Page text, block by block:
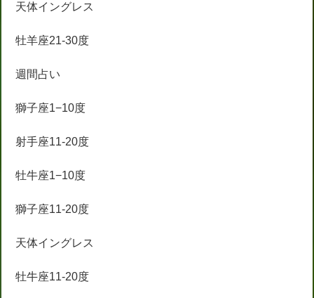
天体イングレス
牡羊座21-30度
週間占い
獅子座1−10度
射手座11-20度
牡牛座1−10度
獅子座11-20度
天体イングレス
牡牛座11-20度